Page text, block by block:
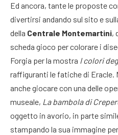
Ed ancora, tante le proposte
divertirsi andando sul sito e
della Centrale Montemartini,
scheda gioco per colorare i
Forgia per la mostra I colori
raffiguranti le fatiche di
anche giocare con una delle
museale, La bambola di
oggetto in avorio, in parte
stampando la sua immagine